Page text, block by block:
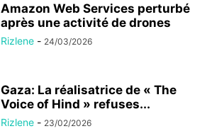
Amazon Web Services perturbé
après une activité de drones
Rizlene - 24/03/2026
Gaza: La réalisatrice de « The
Voice of Hind » refuses...
Rizlene - 23/02/2026